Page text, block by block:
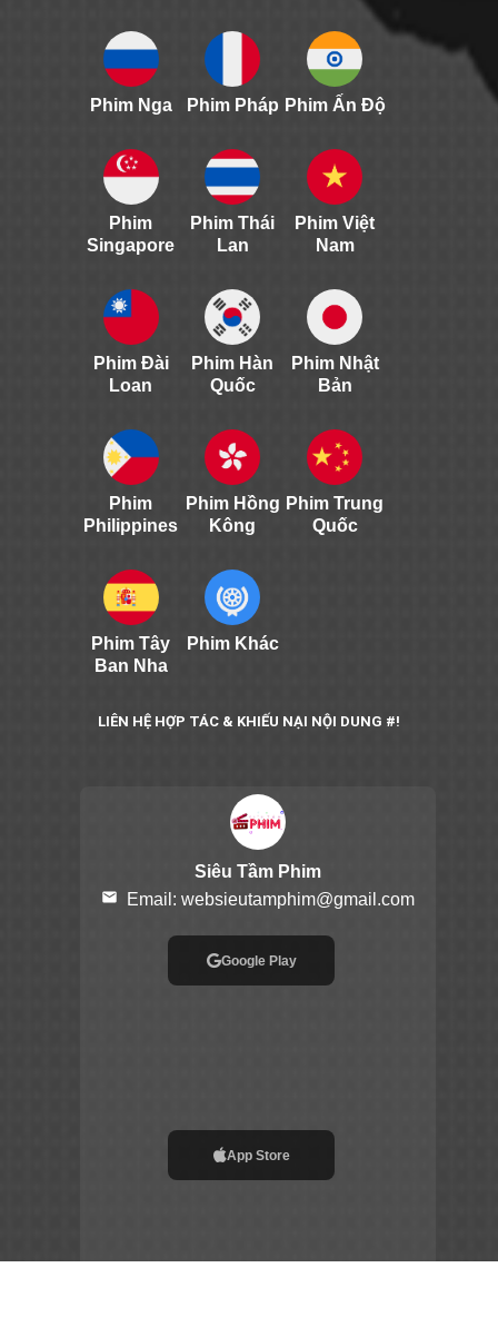
Phim Nga Phim Pháp Phim Ấn Độ
Phim
Singapore
Phim Thái
Lan
Phim Việt
Nam
Phim Đài
Loan
Phim Hàn
Quốc
Phim Nhật
Bản
Phim
Philippines
Phim Hồng
Kông
Phim Trung
Quốc
Phim Tây
Ban Nha
Phim Khác
LIÊN HỆ HỢP TÁC & KHIẾU NẠI NỘI DUNG #!
Siêu Tầm Phim
email Email: websieutamphim@gmail.com
Google Play
App Store